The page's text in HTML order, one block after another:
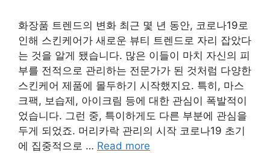
화장품 트렌드의 변화 최근 몇 년 동안, 코로나19로
인해 스킨케어가 새로운 뷰티 트렌드로 자리 잡았다
는 것을 알게 됐습니다. 많은 이들이 마치 자신의 피
부를 전적으로 관리하는 전문가가 된 것처럼 다양한
스킨케어 제품에 몰두하기 시작했지요. 특히, 마스
크팩, 보습제, 아이크림 등에 대한 관심이 폭발적이
었습니다. 그런 중, 특이하게도 다른 부분에 관심을
두게 되었죠. 머리카락 관리의 시작 코로나19 초기
에 집중적으로 … Read more